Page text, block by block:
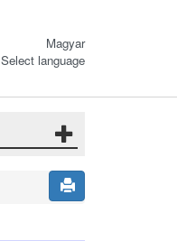
Magyar
Select language